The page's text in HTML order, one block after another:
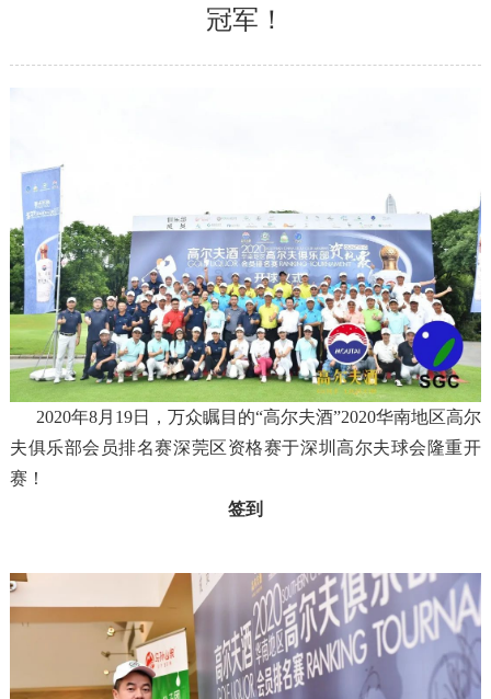
冠军！
2020年8月19日，万众瞩目的“高尔夫酒”2020华南地区高尔
夫俱乐部会员排名赛深莞区资格赛于深圳高尔夫球会隆重开
赛！
签到